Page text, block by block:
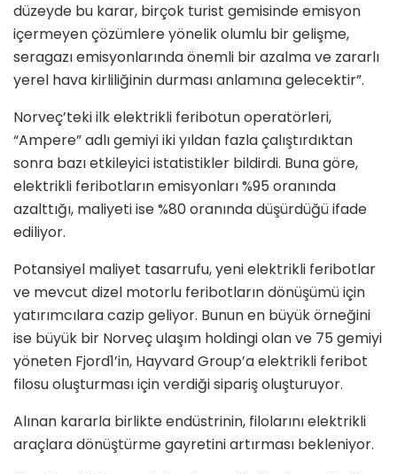
düzeyde bu karar, birçok turist gemisinde emisyon
içermeyen çözümlere yönelik olumlu bir gelişme,
seragazı emisyonlarında önemli bir azalma ve zararlı
yerel hava kirliliğinin durması anlamına gelecektir”.
Norveç’teki ilk elektrikli feribotun operatörleri,
“Ampere” adlı gemiyi iki yıldan fazla çalıştırdıktan
sonra bazı etkileyici istatistikler bildirdi. Buna göre,
elektrikli feribotların emisyonları %95 oranında
azalttığı, maliyeti ise %80 oranında düşürdüğü ifade
ediliyor.
Potansiyel maliyet tasarrufu, yeni elektrikli feribotlar
ve mevcut dizel motorlu feribotların dönüşümü için
yatırımcılara cazip geliyor. Bunun en büyük örneğini
ise büyük bir Norveç ulaşım holdingi olan ve 75 gemiyi
yöneten Fjord1’in, Hayvard Group’a elektrikli feribot
filosu oluşturması için verdiği sipariş oluşturuyor.
Alınan kararla birlikte endüstrinin, filolarını elektrikli
araçlara dönüştürme gayretini artırması bekleniyor.